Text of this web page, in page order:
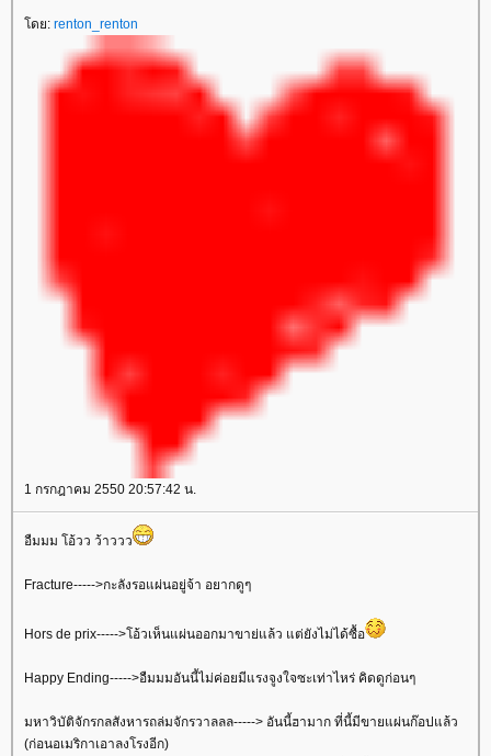
ดย: renton_renton
1 กรกฎาคม 2550 20:57:42 น.
อืมมม โอ้วว ว้าววว
Fracture----->กะลังรอแผ่นอยู่จ้า อยากดูๆ
Hors de prix----->โอ้วเห็นแผ่นออกมาขาย่แล้ว แต่ยังไม่ได้ซื้อ
Happy Ending----->อืมมมอันนี้ไม่ค่อยมีแรงจูงใจซะเท่าไหร่ คิดดูก่อนๆ
มหาวิบัติจักรกลสังหารถล่มจักรวาลลล-----> อันนี้ฮามาก ที่นี้มีขายแผ่นก๊อปแล้ว
(ก่อนอเมริกาเอาลงโรงอีก)